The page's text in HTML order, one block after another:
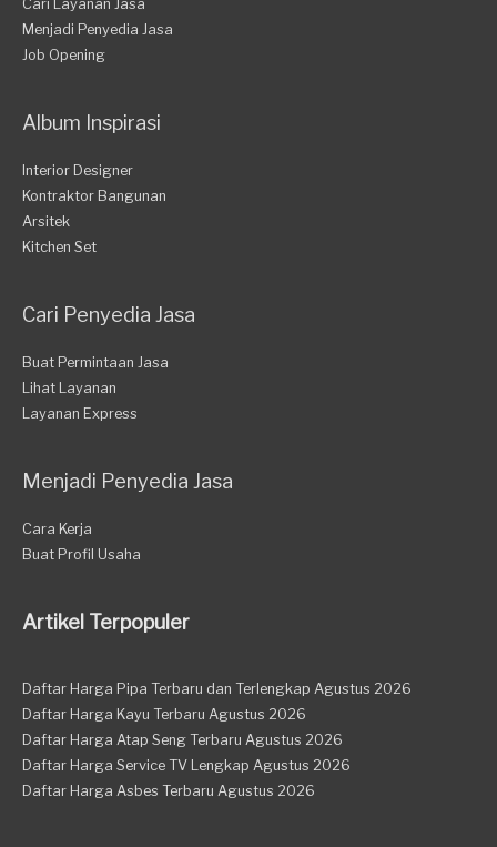
Cari Layanan Jasa
Menjadi Penyedia Jasa
Job Opening
Album Inspirasi
Interior Designer
Kontraktor Bangunan
Arsitek
Kitchen Set
Cari Penyedia Jasa
Buat Permintaan Jasa
Lihat Layanan
Layanan Express
Menjadi Penyedia Jasa
Cara Kerja
Buat Profil Usaha
Artikel Terpopuler
Daftar Harga Pipa Terbaru dan Terlengkap Agustus 2026
Daftar Harga Kayu Terbaru Agustus 2026
Daftar Harga Atap Seng Terbaru Agustus 2026
Daftar Harga Service TV Lengkap Agustus 2026
Daftar Harga Asbes Terbaru Agustus 2026